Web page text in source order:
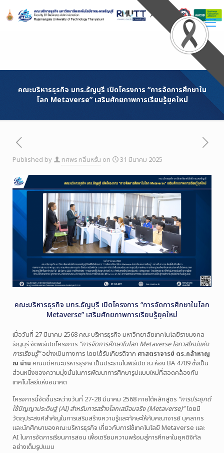
Content
คณะบริหารธุรกิจ มทร.ธัญบุรี เปิดโครงการ “การจัดการศึกษาใน
โลก Metaverse” เสริมศักยภาพการเรียนรู้ยุคใหม่
Published by ทศพร กลิ่นหรั่น on 31 มีนาคม 2025
คณะบริหารธุรกิจ มทร.ธัญบุรี เปิดโครงการ “การจัดการศึกษาในโลก
Metaverse” เสริมศักยภาพการเรียนรู้ยุคใหม่
เมื่อวันที่ 27 มีนาคม 2568 คณะบริหารธุรกิจ มหาวิทยาลัยเทคโนโลยีราชมงคล
ธัญบุรี จัดพิธีเปิดโครงการ “การจัดการศึกษาในโลก Metaverse โอกาสใหม่แห่ง
การเรียนรู้”อย่างเป็นทางการ โดยได้รับเกียรติจาก ศาสตราจารย์ ดร.กล้าหาญ
ณ น่าน คณบดีคณะบริหารธุรกิจ เป็นประธานในพิธีเปิด ณ ห้อง BA 4709 ซึ่งเป็น
ส่วนหนึ่งของความมุ่งมั่นในการพัฒนาการศึกษารูปแบบใหม่ที่สอดคล้องกับ
เทคโนโลยีแห่งอนาคต
โครงการนี้จัดขึ้นระหว่างวันที่ 27-28 มีนาคม 2568 ภายใต้หลักสูตร “การประยุกต์
ใช้ปัญญาประดิษฐ์ (AI) สำหรับการสร้างโลกเสมือนจริง (Metaverse)”โดยมี
วัตถุประสงค์สำคัญในการเสริมสร้างความรู้และทักษะให้กับคณาจารย์ บุคลากร
และนักศึกษาของคณะบริหารธุรกิจ เกี่ยวกับการใช้เทคโนโลยี Metaverse และ
AI ในการจัดการเรียนการสอน เพื่อเตรียมความพร้อมสู่การศึกษาในยุคดิจิทัล
อย่างเต็มรูปแบบ